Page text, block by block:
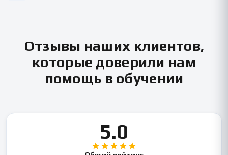
Отзывы наших клиентов,
которые доверили нам
помощь в обучении
5.0